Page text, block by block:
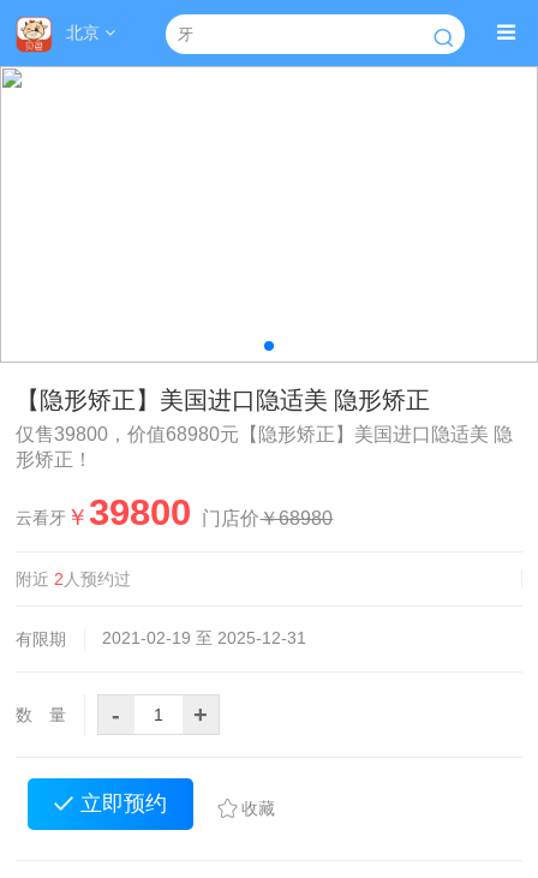
北京
【隐形矫正】美国进口隐适美 隐形矫正
仅售39800，价值68980元【隐形矫正】美国进口隐适美 隐
形矫正！
云看牙 ￥39800 门店价￥68980
附近 2 人预约过
有限期 2021-02-19 至 2025-12-31
数 量 - +
立即预约 收藏